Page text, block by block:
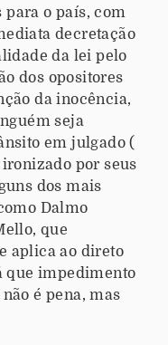
para o país, com
decretação
da lei pelo
dos opositores
da inocência,
seja
em julgado (
por seus
dos mais
Dalmo
que
aplica ao direto
que impedimento
é pena, mas